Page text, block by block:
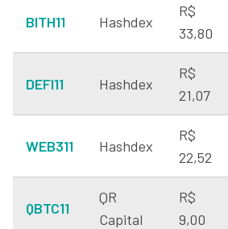
BITH11 Hashdex
R$
33,80
DEFI11 Hashdex
R$
21,07
WEB311 Hashdex
R$
22,52
QBTC11
QR
Capital
R$
9,00